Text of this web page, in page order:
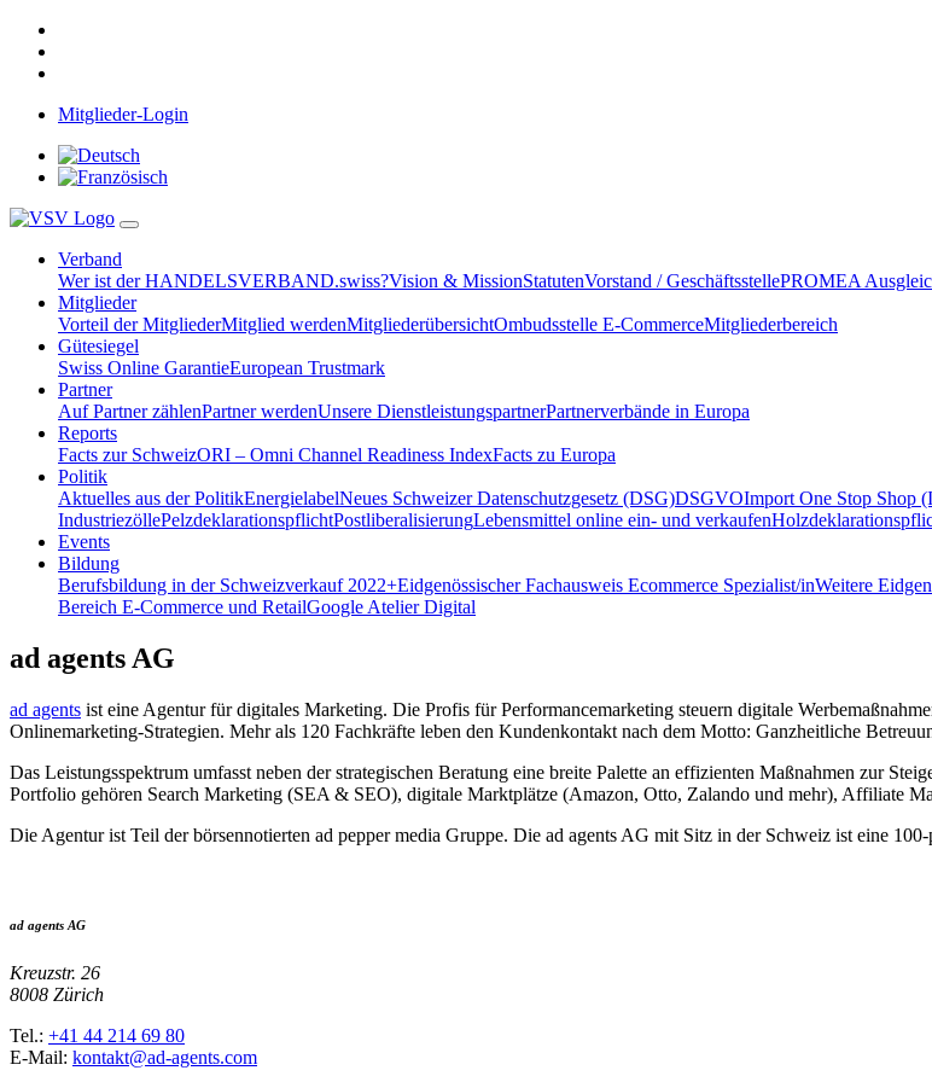
Mitglieder-Login
Verband
Wer ist der HANDELSVERBAND.swiss?Vision & MissionStatutenVorstand / GeschäftsstellePROMEA
Mitglieder
Vorteil der MitgliederMitglied werdenMitgliederübersichtOmbudsstelle E-CommerceMitgliederbereich
Gütesiegel
Swiss Online GarantieEuropean Trustmark
Partner
Auf Partner zählenPartner werdenUnsere DienstleistungspartnerPartnerverbände in Europa
Reports
Facts zur SchweizORI – Omni Channel Readiness IndexFacts zu Europa
Politik
Aktuelles aus der PolitikEnergielabelNeues Schweizer Datenschutzgesetz (DSG)DSGVOImport One Stop Shop
IndustriezöllePelzdeklarationspflichtPostliberalisierungLebensmittel online ein- und verkaufen
Events
Bildung
Berufsbildung in der Schweizverkauf 2022+Eidgenössischer Fachausweis Ecommerce Spezialist/inWeitere
Bereich E-Commerce und RetailGoogle Atelier Digital
ad agents AG
ad agents ist eine Agentur für digitales Marketing. Die Profis für Performancemarketing steuern digitale
Onlinemarketing-Strategien. Mehr als 120 Fachkräfte leben den Kundenkontakt nach dem Motto: Ganzheitliche
Das Leistungsspektrum umfasst neben der strategischen Beratung eine breite Palette an effizienten Maßnahmen zur
Portfolio gehören Search Marketing (SEA & SEO), digitale Marktplätze (Amazon, Otto, Zalando und mehr), Affiliate
Die Agentur ist Teil der börsennotierten ad pepper media Gruppe. Die ad agents AG mit Sitz in der Schweiz ist eine
ad agents AG
Kreuzstr. 26
8008 Zürich
Tel.: +41 44 214 69 80
E-Mail: kontakt@ad-agents.com